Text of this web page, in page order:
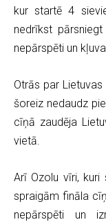
kur startē 4
nedrīkst
nepārspēti un
Otrās par
šoreiz nedaudz
cīņā zaudēja
vietā.
Arī Ozolu vīri,
spraigām fināla
nepārspēti un